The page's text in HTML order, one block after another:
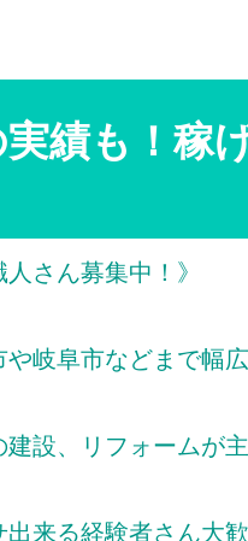
績も！稼
さん募集中！》
岐阜市などまで幅
設、リフォームが
来る経験者さん大